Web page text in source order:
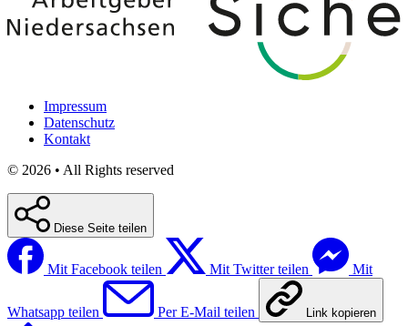
Impressum
Datenschutz
Kontakt
© 2026 • All Rights reserved
Diese Seite teilen
Mit Facebook teilen Mit Twitter teilen Mit
Whatsapp teilen Per E-Mail teilen Link kopieren